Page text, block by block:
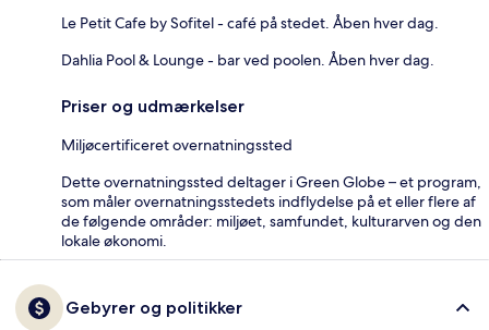
Le Petit Cafe by Sofitel - café på stedet. Åben hver dag.
Dahlia Pool & Lounge - bar ved poolen. Åben hver dag.
Priser og udmærkelser
Miljøcertificeret overnatningssted
Dette overnatningssted deltager i Green Globe – et program,
som måler overnatningsstedets indflydelse på et eller flere af
de følgende områder: miljøet, samfundet, kulturarven og den
lokale økonomi.
Gebyrer og politikker